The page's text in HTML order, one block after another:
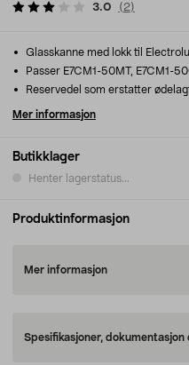
3.0 ( 2)
Butikklager
Henter lagerstatus...
Glasskanne med lokk til
Passer E7CM1-50MT, E7CM1-
Reservedel som erstatter
Mer informasjon
Produktinformasjon
Mer informasjon
Spesifikasjoner,